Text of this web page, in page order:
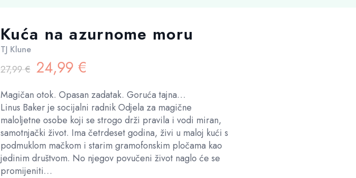
Kuća na azurnome moru
TJ Klune
27,99€ Izvorna
cijena
bila
je:
27,99 €.
24,99€
je:
24,99 €.
Magičan otok. Opasan zadatak. Goruća tajna…
Linus Baker je socijalni radnik Odjela za magične
maloljetne osobe koji se strogo drži pravila i vodi miran,
samotnjački život. Ima četrdeset godina, živi u maloj kući s
podmuklom mačkom i starim gramofonskim pločama kao
jedinim društvom. No njegov povučeni život naglo će se
promijeniti…